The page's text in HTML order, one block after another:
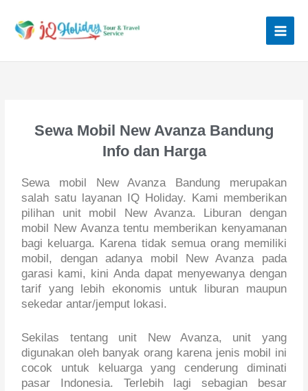
konten
Sewa Mobil New Avanza Bandung
Info dan Harga
Sewa mobil New Avanza Bandung merupakan
salah satu layanan IQ Holiday. Kami memberikan
pilihan unit mobil New Avanza. Liburan dengan
mobil New Avanza tentu memberikan kenyamanan
bagi keluarga. Karena tidak semua orang memiliki
mobil, dengan adanya mobil New Avanza pada
garasi kami, kini Anda dapat menyewanya dengan
tarif yang lebih ekonomis untuk liburan maupun
sekedar antar/jemput lokasi.
Sekilas tentang unit New Avanza, unit yang
digunakan oleh banyak orang karena jenis mobil ini
cocok untuk keluarga yang cenderung diminati
pasar Indonesia. Terlebih lagi sebagian besar